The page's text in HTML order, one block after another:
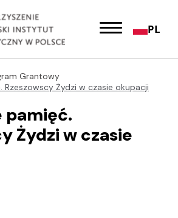
PL
Grantowy
Rzeszowscy Żydzi w czasie okupacji
pamięć.
Żydzi w czasie